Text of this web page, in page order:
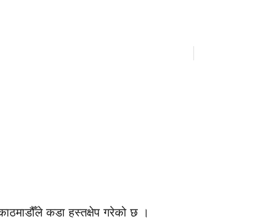
कडा हस्तक्षेप गरेको छ ।